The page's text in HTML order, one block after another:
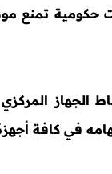
حكومية تمنع
الجهاز المركزي
في كافة